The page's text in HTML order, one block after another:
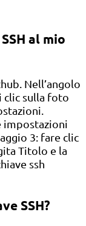
al mio
Nell’angolo
clic sulla foto
impostazioni
3: fare clic
Titolo e la
ssh
SSH?